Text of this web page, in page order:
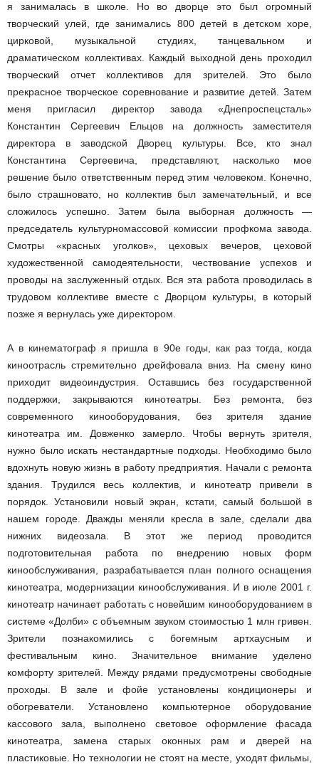
я занималась в школе. Но во дворце это был огромный
творческий улей, где занимались 800 детей в детском хоре,
цирковой, музыкальной студиях, танцевальном и
драматическом коллективах. Каждый выходной день проходил
творческий отчет коллективов для зрителей. Это было
прекрасное творческое соревнование и развитие детей. Затем
меня пригласил директор завода «Днепроспецсталь»
Константин Сергеевич Ельцов на должность заместителя
директора в заводской Дворец культуры. Все, кто знал
Константина Сергеевича, представляют, насколько мое
решение было ответственным перед этим человеком. Конечно,
было страшновато, но коллектив был замечательный, и все
сложилось успешно. Затем была выборная должность —
председатель культурно­массовой комиссии профкома завода.
Смотры «красных уголков», цеховых вечеров, цеховой
художественной самодеятельности, чествование успехов и
проводы на заслуженный отдых. Вся эта работа проводилась в
трудовом коллективе вместе с Дворцом культуры, в который
позже я вернулась уже директором.
А в кинематограф я пришла в 90­е годы, как раз тогда, когда
киноотрасль стремительно дрейфовала вниз. На смену кино
приходит видеоиндустрия. Оставшись без государственной
поддержки, закрываются кинотеатры. Без ремонта, без
современного кинооборудования, без зрителя здание
кинотеатра им. Довженко замерло. Чтобы вернуть зрителя,
нужно было искать нестандартные подходы. Необходимо было
вдохнуть новую жизнь в работу предприятия. Начали с ремонта
здания. Трудился весь коллектив, и кинотеатр привели в
порядок. Установили новый экран, кстати, самый большой в
нашем городе. Дважды меняли кресла в зале, сделали два
нижних видеозала. В этот же период проводится
подготовительная работа по внедрению новых форм
кинообслуживания, разрабатывается план полного оснащения
кинотеатра, модернизации кинообслуживания. И в июле 2001 г.
кинотеатр начинает работать с новейшим кинооборудованием в
системе «Долби» с объемным звуком стоимостью 1 млн гривен.
Зрители познакомились с богемным арт­хаусным и
фестивальным кино. Значительное внимание уделено
комфорту зрителей. Между рядами предусмотрены свободные
проходы. В зале и фойе установлены кондиционеры и
обогреватели. Установлено компьютерное оборудование
кассового зала, выполнено световое оформление фасада
кинотеатра, замена старых оконных рам и дверей на
пластиковые. Но технологии не стоят на месте, уходят фильмы,